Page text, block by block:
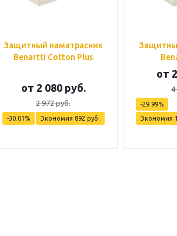
Защитный наматрасник
Benartti Cotton Plus
от 2 080 руб.
2 972 руб.
-30.01% Экономия 892 руб.
от
4
-29.99%
Экономия